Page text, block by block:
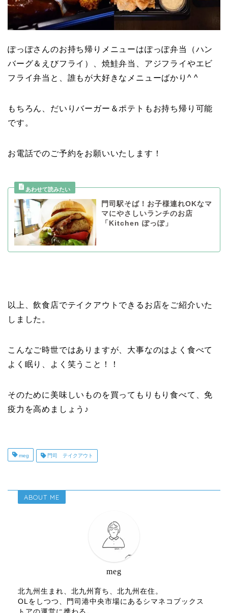
ぽっぽさんのお持ち帰りメニューはぽっぽ弁当（ハン
バーグ＆えびフライ）、焼鮭弁当、アジフライやエビ
フライ弁当と、誰もが大好きなメニューばかり^ ^
もちろん、だいりバーガー＆ポテトもお持ち帰り可能
です。
お電話でのご予約をお願いいたします！
門司駅そば！お子様連れOKなマ
マにやさしいランチのお店
「Kitchen ぽっぽ」
以上、飲食店でテイクアウトできるお店をご紹介いた
しました。
こんなご時世ではありますが、大事なのはよく食べて
よく眠り、よく笑うこと！！
そのために美味しいものを買ってもりもり食べて、免
疫力を高めましょう♪
meg 門司 テイクアウト
ABOUT ME
meg
北九州生まれ、北九州育ち、北九州在住。
OLをしつつ、門司港中央市場にあるシマネコブックス